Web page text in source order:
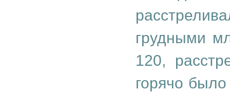
грудными
120,
горячо